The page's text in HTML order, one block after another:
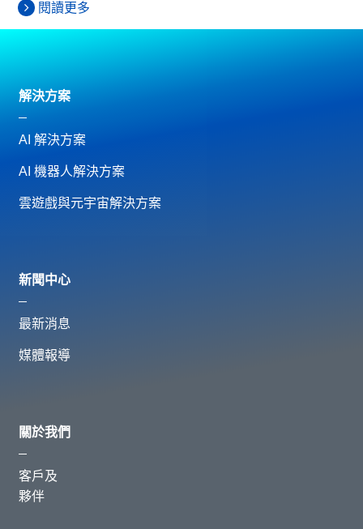
閱讀更多
解決方案
AI 解決方案
AI 機器人解決方案
雲遊戲與元宇宙解決方案
新聞中心
最新消息
媒體報導
關於我們
客戶及
夥伴